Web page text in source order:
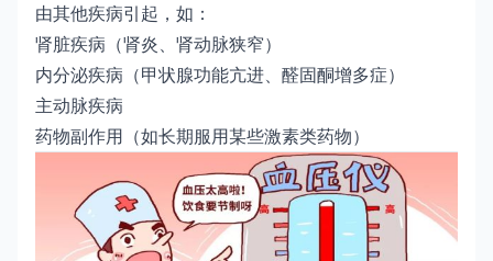
由其他疾病引起，如：
肾脏疾病（肾炎、肾动脉狭窄）
内分泌疾病（甲状腺功能亢进、醛固酮增多症）
主动脉疾病
药物副作用（如长期服用某些激素类药物）